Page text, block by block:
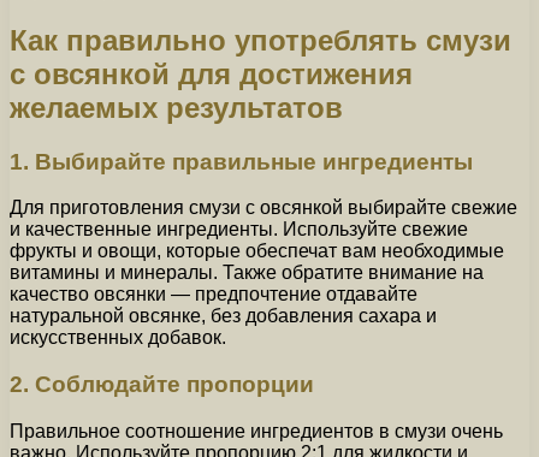
Как правильно употреблять смузи
с овсянкой для достижения
желаемых результатов
1. Выбирайте правильные ингредиенты
Для приготовления смузи с овсянкой выбирайте свежие
и качественные ингредиенты. Используйте свежие
фрукты и овощи, которые обеспечат вам необходимые
витамины и минералы. Также обратите внимание на
качество овсянки — предпочтение отдавайте
натуральной овсянке, без добавления сахара и
искусственных добавок.
2. Соблюдайте пропорции
Правильное соотношение ингредиентов в смузи очень
важно. Используйте пропорцию 2:1 для жидкости и